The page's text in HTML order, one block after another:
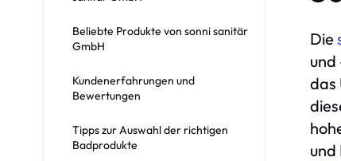
Beliebte Produkte von sonni sanitär
GmbH
Kundenerfahrungen und
Bewertungen
Tipps zur Auswahl der richtigen
Badprodukte
Die
und
das
und